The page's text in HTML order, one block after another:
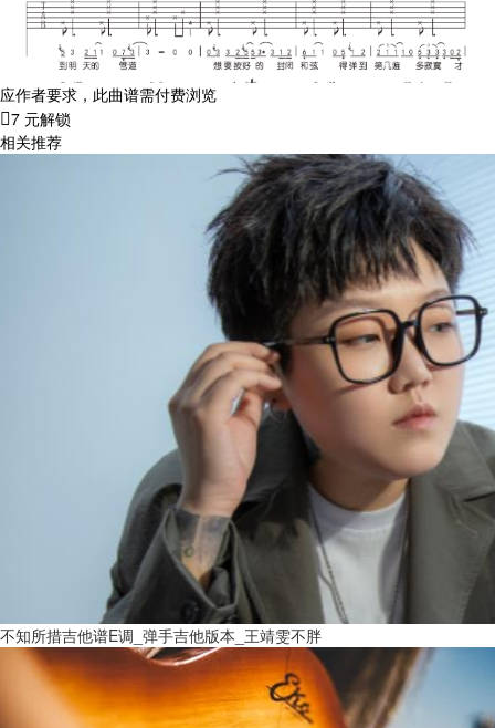
应作者要求，此曲谱需付费浏览
7 元解锁
相关推荐
不知所措吉他谱E调_弹手吉他版本_王靖雯不胖